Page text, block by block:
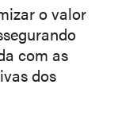
o valor
com as
dos